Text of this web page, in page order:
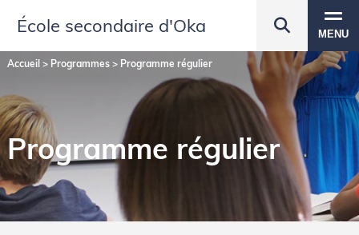
École secondaire d'Oka MENU
Accueil> Programmes> Programme régulier
Programme régulier